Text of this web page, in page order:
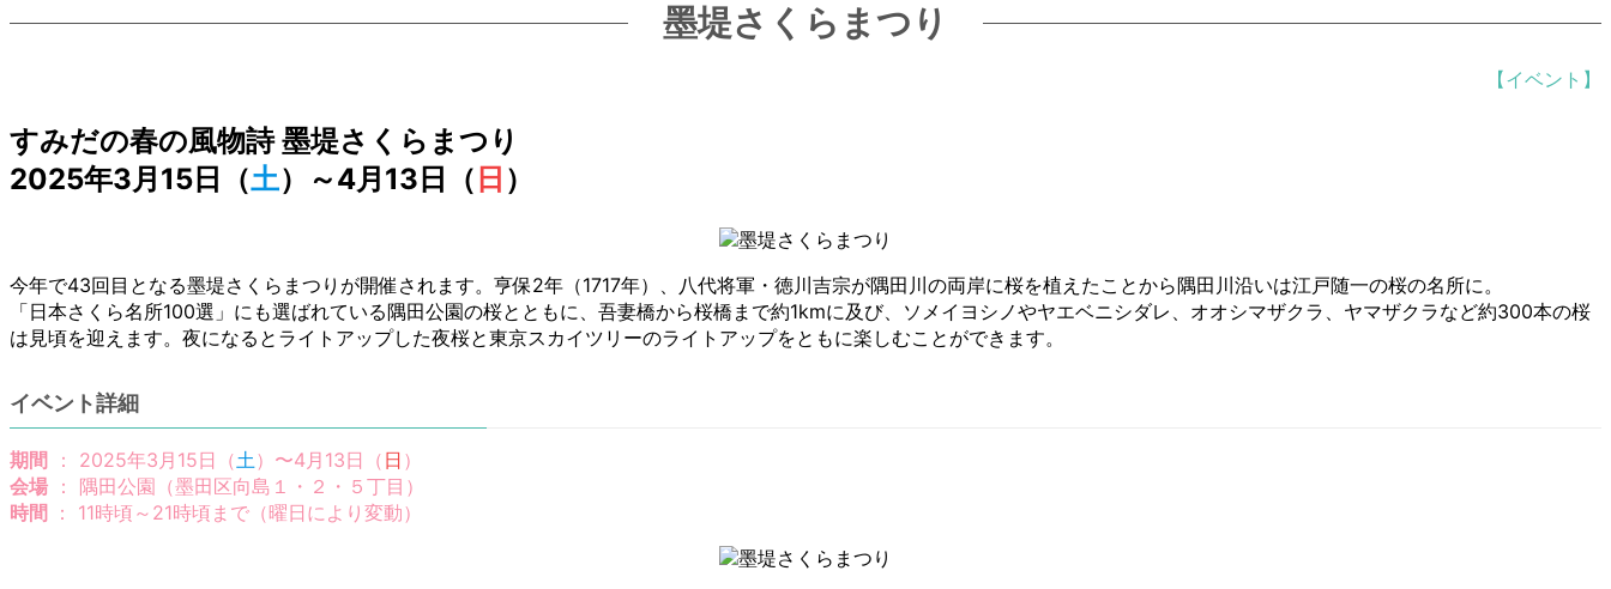
墨堤さくらまつり
【イベント】
すみだの春の風物詩 墨堤さくらまつり
2025年3月15日（土）～4月13日（ 日 ）
今年で43回目となる墨堤さくらまつりが開催されます。亨保2年（1717年）、八代将軍・徳川吉宗が隅田川の両岸に桜を植えたことから隅田川沿いは江戸随一の桜の名所に。
「日本さくら名所100選」にも選ばれている隅田公園の桜とともに、吾妻橋から桜橋まで約1kmに及び、ソメイヨシノやヤエベニシダレ、オオシマザクラ、ヤマザクラなど約300本の桜
は見頃を迎えます。夜になるとライトアップした夜桜と東京スカイツリーのライトアップをともに楽しむことができます。
イベント詳細
期間 ： 2025年3月15日（土）〜4月13日（ 日 ）
会場 ： 隅田公園（墨田区向島１・２・５丁目）
時間
： 11時頃～21時頃まで（曜日により変動）